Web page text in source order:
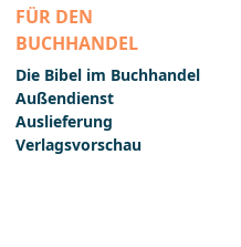
FÜR DEN
BUCHHANDEL
Die Bibel im Buchhandel
Außendienst
Auslieferung
Verlagsvorschau